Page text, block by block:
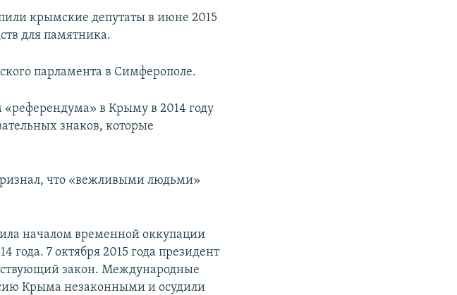
крымские депутаты в июне 2015
для памятника.
парламента в Симферополе.
в Крыму в 2014 году
знаков, которые
что «вежливыми людьми»
началом временной оккупации
года. 7 октября 2015 года президент
закон. Международные
Крыма незаконными и осудили